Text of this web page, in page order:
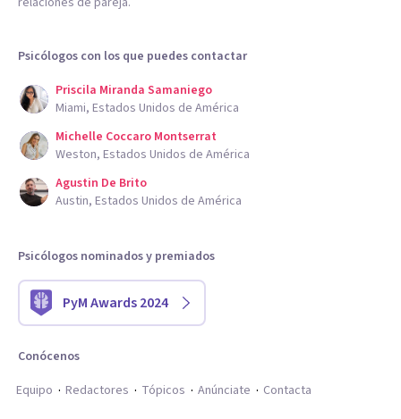
Psicólogos con los que puedes contactar
Priscila Miranda Samaniego
Miami, Estados Unidos de América
Michelle Coccaro Montserrat
Weston, Estados Unidos de América
Agustin De Brito
Austin, Estados Unidos de América
Psicólogos nominados y premiados
PyM Awards 2024
Conócenos
Equipo
Redactores Tópicos Anúnciate Contacta